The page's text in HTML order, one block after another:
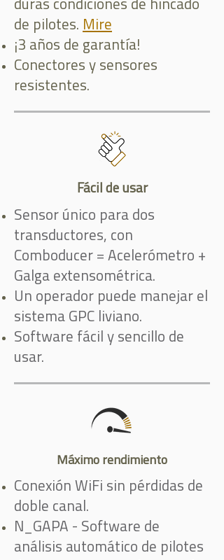
duras condiciones de hincado
de pilotes. Mire
¡3 años de garantía!
Conectores y sensores
resistentes.
Fácil de usar
Sensor único para dos
transductores, con
Comboducer = Acelerómetro +
Galga extensométrica.
Un operador puede manejar el
sistema GPC liviano.
Software fácil y sencillo de
usar.
Máximo rendimiento
Conexión WiFi sin pérdidas de
doble canal.
N_GAPA - Software de
análisis automático de pilotes